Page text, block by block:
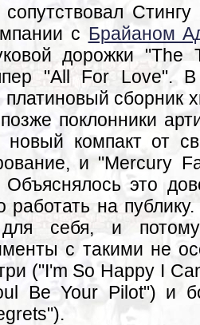
сопутствовал
с Брайаном
дорожки "The
"All For
сборник
поклонники
новый компакт от
и "Mercury
Объяснялось это
работать на
себя, и
с такими не
("I'm So Happy I
Be Your Pilot") и